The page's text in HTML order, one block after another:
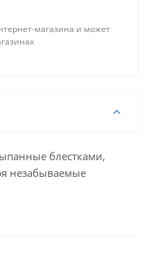
магазина и может
блестками,
незабываемые